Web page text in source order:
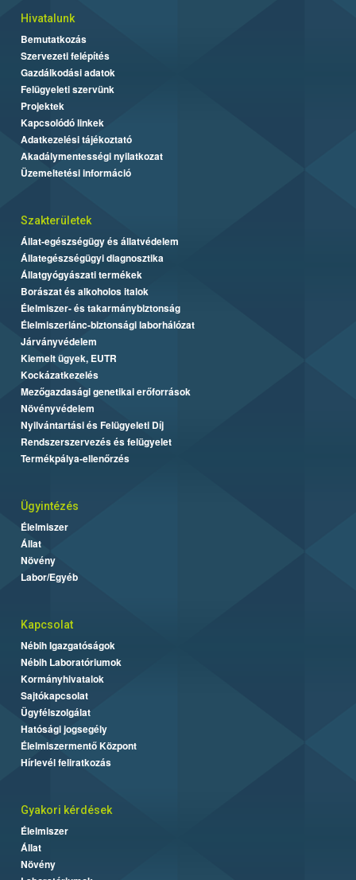
Hivatalunk
Bemutatkozás
Szervezeti felépítés
Gazdálkodási adatok
Felügyeleti szervünk
Projektek
Kapcsolódó linkek
Adatkezelési tájékoztató
Akadálymentességi nyilatkozat
Üzemeltetési információ
Szakterületek
Állat-egészségügy és állatvédelem
Állategészségügyi diagnosztika
Állatgyógyászati termékek
Borászat és alkoholos italok
Élelmiszer- és takarmánybiztonság
Élelmiszerlánc-biztonsági laborhálózat
Járványvédelem
Kiemelt ügyek, EUTR
Kockázatkezelés
Mezőgazdasági genetikai erőforrások
Növényvédelem
Nyilvántartási és Felügyeleti Díj
Rendszerszervezés és felügyelet
Termékpálya-ellenőrzés
Ügyintézés
Élelmiszer
Állat
Növény
Labor/Egyéb
Kapcsolat
Nébih Igazgatóságok
Nébih Laboratóriumok
Kormányhivatalok
Sajtókapcsolat
Ügyfélszolgálat
Hatósági jogsegély
Élelmiszermentő Központ
Hírlevél feliratkozás
Gyakori kérdések
Élelmiszer
Állat
Növény